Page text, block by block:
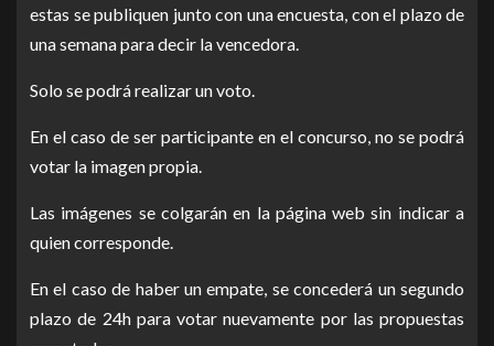
estas se publiquen junto con una encuesta, con el plazo de
una semana para decir la vencedora.
Solo se podrá realizar un voto.
En el caso de ser participante en el concurso, no se podrá
votar la imagen propia.
Las imágenes se colgarán en la página web sin indicar a
quien corresponde.
En el caso de haber un empate, se concederá un segundo
plazo de 24h para votar nuevamente por las propuestas